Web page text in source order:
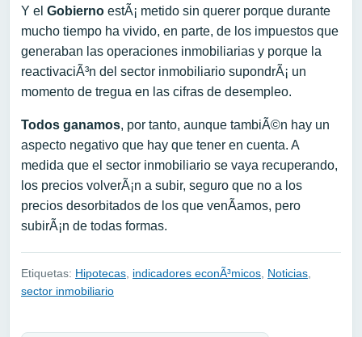
Y el Gobierno estÃ¡ metido sin querer porque durante
mucho tiempo ha vivido, en parte, de los impuestos que
generaban las operaciones inmobiliarias y porque la
reactivaciÃ³n del sector inmobiliario supondrÃ¡ un
momento de tregua en las cifras de desempleo.
Todos ganamos, por tanto, aunque tambiÃ©n hay un
aspecto negativo que hay que tener en cuenta. A
medida que el sector inmobiliario se vaya recuperando,
los precios volverÃ¡n a subir, seguro que no a los
precios desorbitados de los que venÃ­amos, pero
subirÃ¡n de todas formas.
Etiquetas: Hipotecas indicadores econÃ³micos Noticias
sector inmobiliario